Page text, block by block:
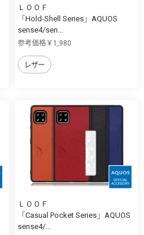
ＬＯＯＦ
「Hold-Shell Series」AQUOS
sense4/sen...
参考価格￥1,980
レザー
ＬＯＯＦ
「Casual Pocket Series」AQUOS
sense4/...